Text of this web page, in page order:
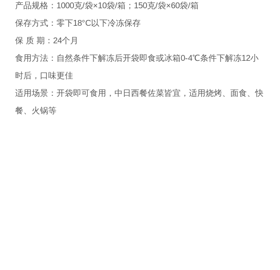
产品规格：1000克/袋×10袋/箱；150克/袋×60袋/箱
保存方式：零下18°C以下冷冻保存
保 质 期：24个月
食用方法：自然条件下解冻后开袋即食或冰箱0-4℃条件下解冻12小
时后，口味更佳
适用场景：开袋即可食用，中日西餐佐菜皆宜，适用烧烤、面食、快
餐、火锅等